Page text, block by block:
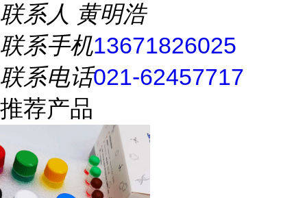
联系人 黄明浩
联系手机13671826025
联系电话021-62457717
推荐产品